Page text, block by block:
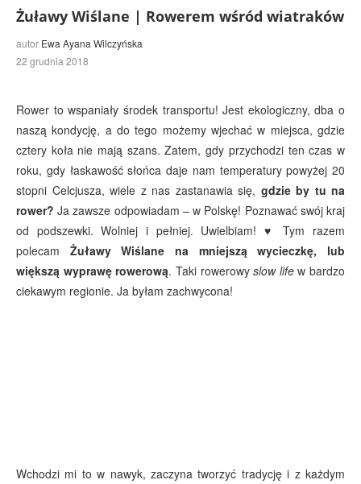
Żuławy Wiślane | Rowerem wśród wiatraków
autor Ewa Ayana Wilczyńska
22 grudnia 2018
Rower to wspaniały środek transportu! Jest ekologiczny, dba o
naszą kondycję, a do tego możemy wjechać w miejsca, gdzie
cztery koła nie mają szans. Zatem, gdy przychodzi ten czas w
roku, gdy łaskawość słońca daje nam temperatury powyżej 20
stopni Celcjusza, wiele z nas zastanawia się, gdzie by tu na
rower? Ja zawsze odpowiadam – w Polskę! Poznawać swój kraj
od podszewki. Wolniej i pełniej. Uwielbiam! ♥ Tym razem
polecam Żuławy Wiślane na mniejszą wycieczkę, lub
większą wyprawę rowerową. Taki rowerowyslow lifew bardzo
ciekawym regionie. Ja byłam zachwycona!
Wchodzi mi to w nawyk, zaczyna tworzyć tradycję i z każdym